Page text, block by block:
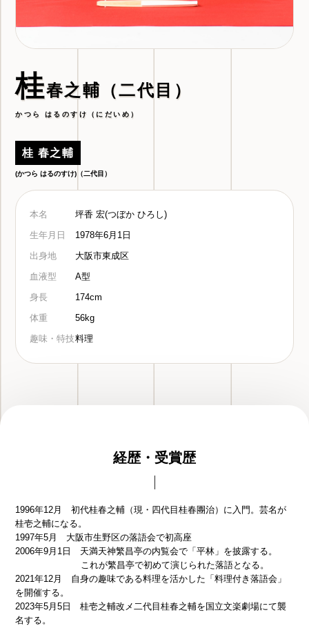
桂春之輔（二代目）
かつら はるのすけ（にだいめ）
桂 春之輔
(かつら はるのすけ)（二代目）
本名
坪香 宏(つぼか ひろし)
生年月日
1978年6月1日
出身地
大阪市東成区
血液型
A型
身長
174cm
体重
56kg
趣味・特技料理
経歴・受賞歴
1996年12月 初代桂春之輔（現・四代目桂春團治）に入門。芸名が
桂壱之輔になる。
1997年5月 大阪市生野区の落語会で初高座
2006年9月1日 天満天神繁昌亭の内覧会で「平林」を披露する。
これが繁昌亭で初めて演じられた落語となる。
2021年12月 自身の趣味である料理を活かした「料理付き落語会」
を開催する。
2023年5月5日 桂壱之輔改メ二代目桂春之輔を国立文楽劇場にて襲
名する。